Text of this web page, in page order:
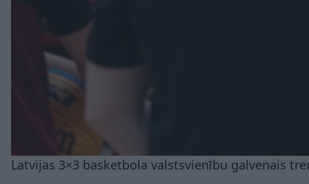
Latvijas 3×3 basketbola valstsvienību galvenais